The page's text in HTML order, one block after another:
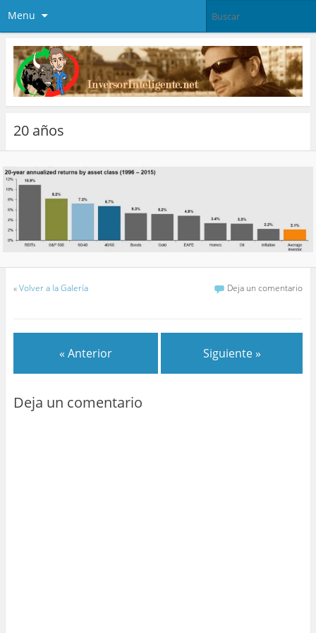
Menu
20 años
«Volver a la Galería Deja un comentario
« Anterior Siguiente »
Deja un comentario